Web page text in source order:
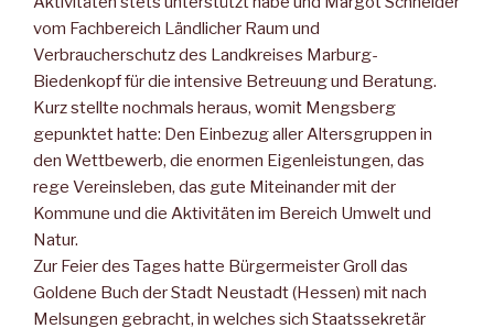
vom Fachbereich Ländlicher Raum und
Verbraucherschutz des Landkreises Marburg-
Biedenkopf für die intensive Betreuung und Beratung.
Kurz stellte nochmals heraus, womit Mengsberg
gepunktet hatte: Den Einbezug aller Altersgruppen in
den Wettbewerb, die enormen Eigenleistungen, das
rege Vereinsleben, das gute Miteinander mit der
Kommune und die Aktivitäten im Bereich Umwelt und
Natur.
Zur Feier des Tages hatte Bürgermeister Groll das
Goldene Buch der Stadt Neustadt (Hessen) mit nach
Melsungen gebracht, in welches sich Staatssekretär